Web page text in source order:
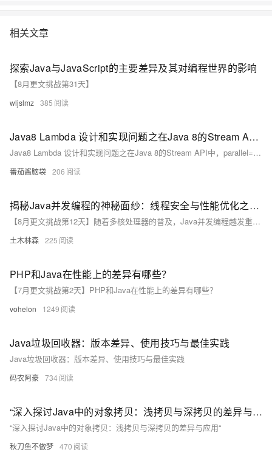
相关文章
探索Java与JavaScript的主要差异及其对编程世界的影响
【8月更文挑战第31天】
wljslmz 385
Java8 Lambda 设计和实现问题之在Java 8的Stream API中，parallel=false时collect方法是如何实现的
Java8 Lambda 设计和实现问题之在Java 8的Stream API中，parallel=false时collect方法是如何实现的
番茄酱脑袋 206
揭秘Java并发编程的神秘面纱：线程安全与性能优化之间的微妙舞蹈，如何让你的程序在多核时代中翱翔！
【8月更文挑战第12天】随着多核处理器的普及，Java并发编程越发重要。线程安全确保多线程环境下的程序一致性，而性能优化则让程序高效运行。通过同步机制如`synchronized`关键字或`ReentrantLock`接口，我们可以实现线程安全，如在银行账户存款操作中限制并发访问。然而，过度同步会导致性能下降，因此采用细粒度锁和利用Java并发工具类（如`ConcurrentHashMap`）可提高程序的并发能力。理解这些概念并加以实践，是每个Java开发者提升技能的关键。
土木林森 225
PHP和Java在性能上的差异有哪些？
【7月更文挑战第2天】PHP和Java在性能上的差异有哪些？
vohelon 1249
Java垃圾回收器：版本差异、使用技巧与最佳实践
Java垃圾回收器：版本差异、使用技巧与最佳实践
码农阿豪 734
“深入探讨Java中的对象拷贝：浅拷贝与深拷贝的差异与应用“
“深入探讨Java中的对象拷贝：浅拷贝与深拷贝的差异与应用“
秋刀鱼不做梦 470